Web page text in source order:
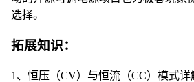
选择。
拓展知识：
1、恒压（CV）与恒流（CC）模式